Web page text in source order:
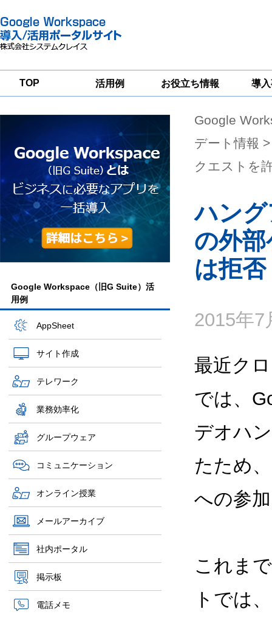
TOP 活用例 お役立ち情報
一
導
グループウェア
移行支援
Google
Workspace
セキュリティ
対策サービス
Google Workspace（旧G Suite）活
用例
AppSheet
サイト作成
テレワーク
業務効率化
グループウェア
コミュニケーション
オンライン授業
メールアーカイブ
社内ポータル
掲示板
電話メモ
Google
デート情報
クエストを
ハン
の外
は拒否
2015年7
最近ク
では、
デオハ
たため
への参
これま
トでは